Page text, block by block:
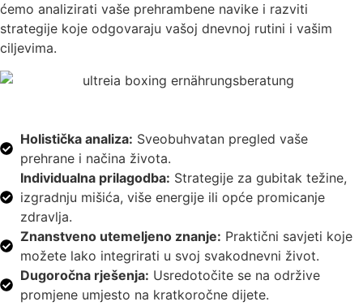
ćemo analizirati vaše prehrambene navike i razviti
strategije koje odgovaraju vašoj dnevnoj rutini i vašim
ciljevima.
Holistička analiza: Sveobuhvatan pregled vaše
prehrane i načina života.
Individualna prilagodba: Strategije za gubitak težine,
izgradnju mišića, više energije ili opće promicanje
zdravlja.
Znanstveno utemeljeno znanje: Praktični savjeti koje
možete lako integrirati u svoj svakodnevni život.
Dugoročna rješenja: Usredotočite se na održive
promjene umjesto na kratkoročne dijete.